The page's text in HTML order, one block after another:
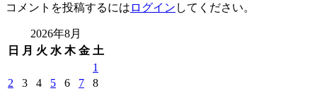
コメントを投稿するには ログイン してください。
2026年8月
日
月 火 水 木 金 土
1
2
3 4 5 6 7
8